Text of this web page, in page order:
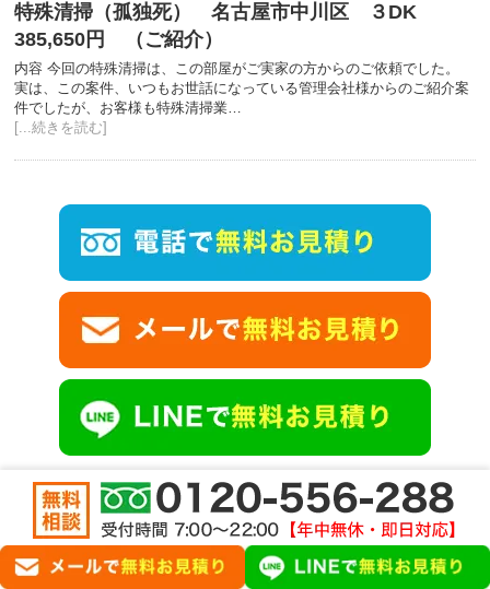
特殊清掃（孤独死） 名古屋市中川区 ３DK
385,650円 （ご紹介）
内容 今回の特殊清掃は、この部屋がご実家の方からのご依頼でした。
実は、この案件、いつもお世話になっている管理会社様からのご紹介案
件でしたが、お客様も特殊清掃業…
[...続きを読む]